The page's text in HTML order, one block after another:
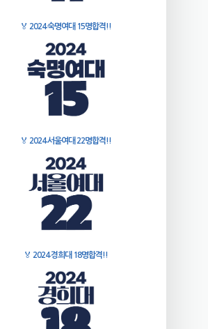
🏅 2024 숙명여대 15명합격!!
🏅 2024 서울여대 22명합격!!
🏅 2024 경희대 18명합격!!